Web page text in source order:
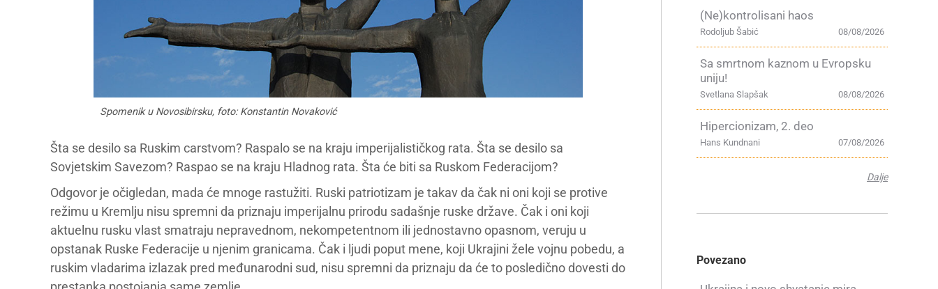
Spomenik u Novosibirsku, foto: Konstantin Novaković
Šta se desilo sa Ruskim carstvom? Raspalo se na kraju imperijalističkog rata. Šta se desilo sa
Sovjetskim Savezom? Raspao se na kraju Hladnog rata. Šta će biti sa Ruskom Federacijom?
Odgovor je očigledan, mada će mnoge rastužiti. Ruski patriotizam je takav da čak ni oni koji se protive
režimu u Kremlju nisu spremni da priznaju imperijalnu prirodu sadašnje ruske države. Čak i oni koji
aktuelnu rusku vlast smatraju nepravednom, nekompetentnom ili jednostavno opasnom, veruju u
opstanak Ruske Federacije u njenim granicama. Čak i ljudi poput mene, koji Ukrajini žele vojnu pobedu, a
ruskim vladarima izlazak pred međunarodni sud, nisu spremni da priznaju da će to posledično dovesti do
(Ne)kontrolisani haos
08/08/2026
Rodoljub Šabić
Sa smrtnom kaznom u Evropsku
uniju!
08/08/2026
Svetlana Slapšak
Hipercionizam, 2. deo
07/08/2026
Hans Kundnani
Dalje
Povezano